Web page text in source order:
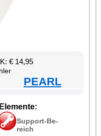
€ 14,95
PEARL
Sup­port-Be­
reich